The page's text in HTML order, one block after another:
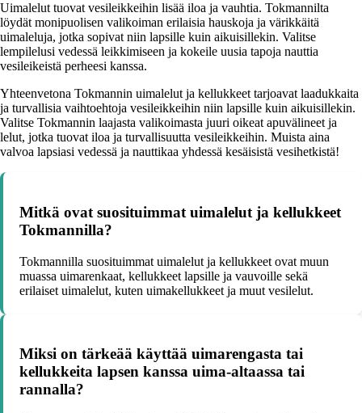
Uimalelut tuovat vesileikkeihin lisää iloa ja vauhtia. Tokmannilta
löydät monipuolisen valikoiman erilaisia hauskoja ja värikkäitä
uimaleluja, jotka sopivat niin lapsille kuin aikuisillekin. Valitse
lempilelusi vedessä leikkimiseen ja kokeile uusia tapoja nauttia
vesileikeistä perheesi kanssa.
Yhteenvetona Tokmannin uimalelut ja kellukkeet tarjoavat laadukkaita
ja turvallisia vaihtoehtoja vesileikkeihin niin lapsille kuin aikuisillekin.
Valitse Tokmannin laajasta valikoimasta juuri oikeat apuvälineet ja
lelut, jotka tuovat iloa ja turvallisuutta vesileikkeihin. Muista aina
valvoa lapsiasi vedessä ja nauttikaa yhdessä kesäisistä vesihetkistä!
Mitkä ovat suosituimmat uimalelut ja kellukkeet
Tokmannilla?
Tokmannilla suosituimmat uimalelut ja kellukkeet ovat muun
muassa uimarenkaat, kellukkeet lapsille ja vauvoille sekä
erilaiset uimalelut, kuten uimakellukkeet ja muut vesilelut.
Miksi on tärkeää käyttää uimarengasta tai
kellukkeita lapsen kanssa uima-altaassa tai
rannalla?